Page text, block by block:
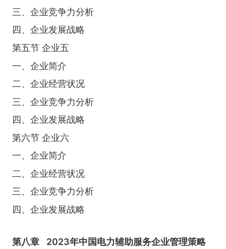
三、企业竞争力分析
四、企业发展战略
第五节 企业五
一、企业简介
二、企业经营状况
三、企业竞争力分析
四、企业发展战略
第六节 企业六
一、企业简介
二、企业经营状况
三、企业竞争力分析
四、企业发展战略
第八章
2023年中国电力辅助服务企业管理策略